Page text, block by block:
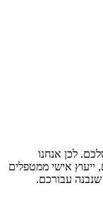
לכן אנחנו
ייעוץ אישי ממטפלים
שנבנה עבורכם.